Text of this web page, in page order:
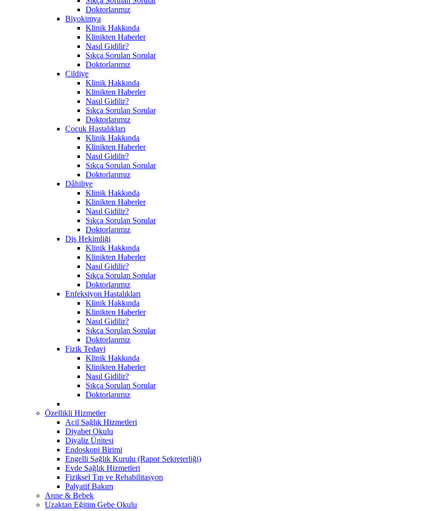
Doktorlarımız
Biyokimya
Klinik Hakkında
Klinikten Haberler
Nasıl Gidilir?
Sıkça Sorulan Sorular
Doktorlarımız
Cildiye
Klinik Hakkında
Klinikten Haberler
Nasıl Gidilir?
Sıkça Sorulan Sorular
Doktorlarımız
Çocuk Hastalıkları
Klinik Hakkında
Klinikten Haberler
Nasıl Gidilir?
Sıkça Sorulan Sorular
Doktorlarımız
Dâhiliye
Klinik Hakkında
Klinikten Haberler
Nasıl Gidilir?
Sıkça Sorulan Sorular
Doktorlarımız
Diş Hekimliği
Klinik Hakkında
Klinikten Haberler
Nasıl Gidilir?
Sıkça Sorulan Sorular
Doktorlarımız
Enfeksiyon Hastalıkları
Klinik Hakkında
Klinikten Haberler
Nasıl Gidilir?
Sıkça Sorulan Sorular
Doktorlarımız
Fizik Tedavi
Klinik Hakkında
Klinikten Haberler
Nasıl Gidilir?
Sıkça Sorulan Sorular
Doktorlarımız
Özellikli Hizmetler
Acil Sağlık Hizmetleri
Diyabet Okulu
Diyaliz Ünitesi
Endoskopi Birimi
Engelli Sağlık Kurulu (Rapor Sekreterliği)
Evde Sağlık Hizmetleri
Fiziksel Tıp ve Rehabilitasyon
Palyatif Bakım
Anne & Bebek
Uzaktan Eğitim Gebe Okulu